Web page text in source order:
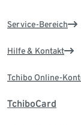
Service-Bereich
Hilfe & Kontakt
Tchibo Online-
TchiboCard